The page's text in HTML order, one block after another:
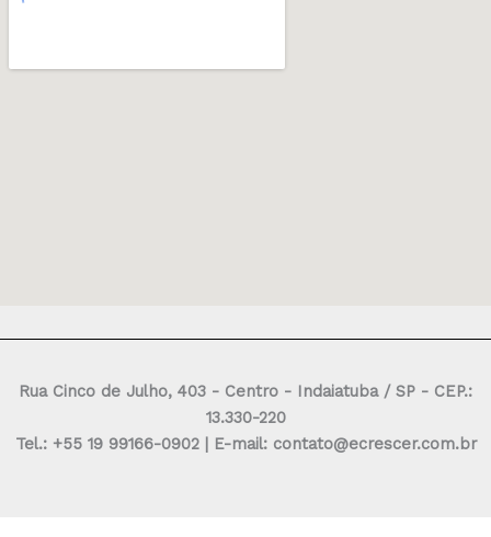
Rua Cinco de Julho, 403 - Centro - Indaiatuba / SP - CEP.:
13.330-220
Tel.: +55 19 99166-0902 | E-mail: contato@ecrescer.com.br